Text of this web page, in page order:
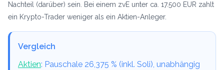
Nachteil (darüber) sein. Bei einem zvE unter ca. 17.500 EUR zahlt
ein Krypto-Trader weniger als ein Aktien-Anleger.
Vergleich
Aktien: Pauschale 26,375 % (inkl. Soli), unabhängig